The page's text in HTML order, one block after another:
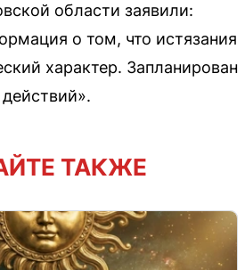
области заявили:
о том, что истязания
характер. Запланирован
ТАКЖЕ